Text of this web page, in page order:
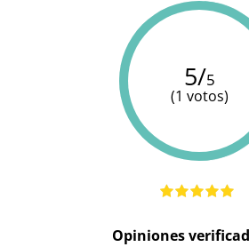
5/5
(1 votos)
Opiniones